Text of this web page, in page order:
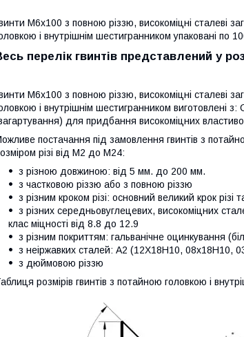
М6х100 з повною різзю, високоміцні сталеві
і внутрішнім шестигранником упаковані по
перелік гвинтів представлений у
М6х100 з повною різзю, високоміцні сталеві
і внутрішнім шестигранником
для придбання високоміцних
постачання під замовлення гвинтів з
різі від М2 до М24:
з різною довжиною: від 5 мм. до 200 мм.
з частковою різзю або з повною різзю
з різним кроком різі: основний великий крок різі
з різних середньовуглецевих, високоміцних
клас міцності від 8.8 до 12.9
з різним покриттям: гальванічне оцинкування
з неіржавких сталей: А2 (12Х18Н10,
з дюймовою різзю
розмірів гвинтів з потайною головкою і